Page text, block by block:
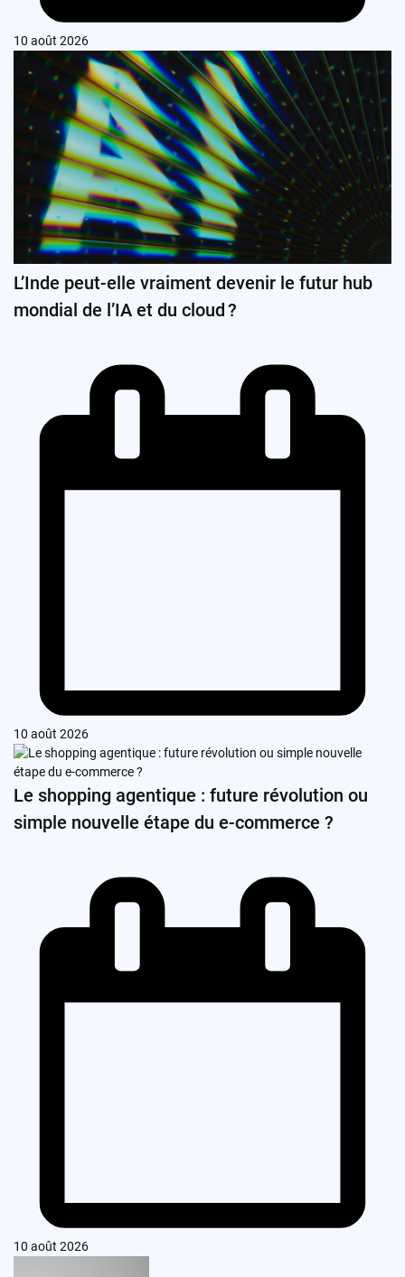
10 août 2026
L’Inde peut-elle vraiment devenir le futur hub
mondial de l’IA et du cloud ?
10 août 2026
Le shopping agentique : future révolution ou
simple nouvelle étape du e-commerce ?
10 août 2026